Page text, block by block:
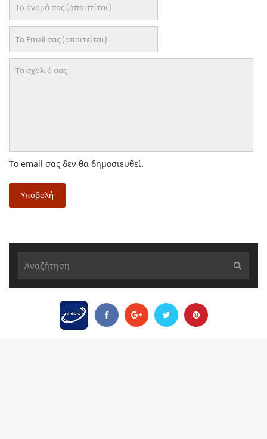
Το email σας δεν θα δημοσιευθεί.
Υποβολή